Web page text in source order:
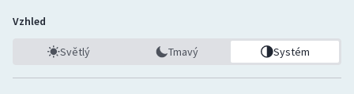
Vzhled
Světlý Tmavý Systém